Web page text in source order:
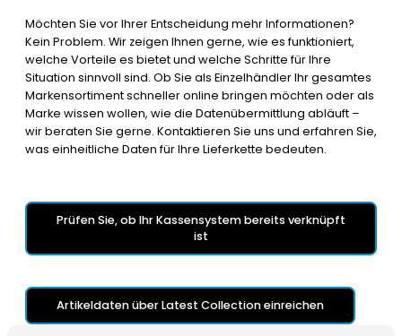
Möchten Sie vor Ihrer Entscheidung mehr Informationen?
Kein Problem. Wir zeigen Ihnen gerne, wie es funktioniert,
welche Vorteile es bietet und welche Schritte für Ihre
Situation sinnvoll sind. Ob Sie als Einzelhändler Ihr gesamtes
Markensortiment schneller online bringen möchten oder als
Marke wissen wollen, wie die Datenübermittlung abläuft –
wir beraten Sie gerne. Kontaktieren Sie uns und erfahren Sie,
was einheitliche Daten für Ihre Lieferkette bedeuten.
Prüfen Sie, ob Ihr Kassensystem bereits verknüpft
ist
Artikeldaten über Latest Collection einreichen